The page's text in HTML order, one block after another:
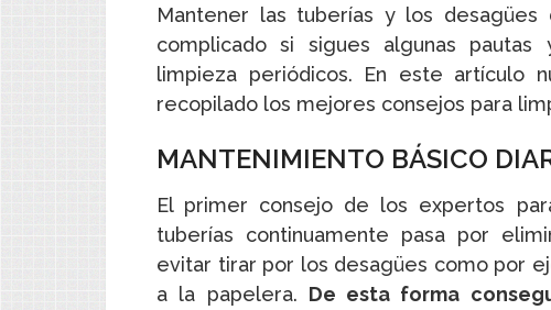
Mantener las tuberías y los
complicado si sigues algunas
limpieza periódicos. En este artículo
recopilado los mejores consejos para
MANTENIMIENTO BÁSICO
El primer consejo de los expertos
tuberías continuamente pasa por
evitar tirar por los desagües como por
a la papelera. De esta forma